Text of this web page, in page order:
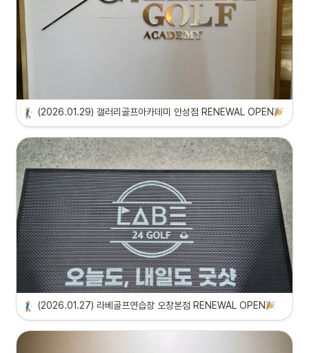
(2026.01.29) 갤러리골프아카데미 안성점 RENEWAL OPEN
(2026.01.27) 라베골프연습장 오창본점 RENEWAL OPEN